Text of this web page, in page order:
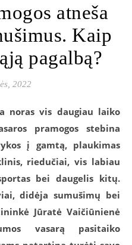
atneša
Kaip
pagalbą?
2022
noras vis daugiau laiko
pramogos stebina
į gamtą, plaukimas
riedučiai, vis labiau
bei daugelis kitų.
didėja sumušimų bei
Jūratė Vaičiūnienė
vasarą pasitaiko